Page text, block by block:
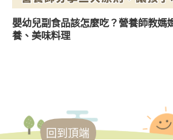
嬰幼兒副食品該怎麼吃？營養師教媽
養、美味料理
回到頂端